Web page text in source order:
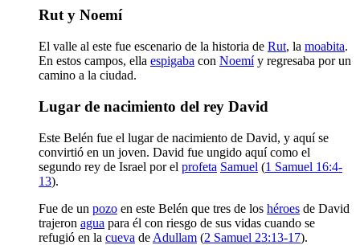
Rut y Noemí
El valle al este fue escenario de la historia de Rut, la moabita.
En estos campos, ella espigaba con Noemíy regresaba por un
camino a la ciudad.
Lugar de nacimiento del rey David
Este Belén fue el lugar de nacimiento de David, y aquí se
convirtió en un joven. David fue ungido aquí como el
segundo rey de Israel por el profeta Samuel (1 Samuel 16:4-
13).
Fue de un pozo en este Belén que tres de los héroes de David
trajeron agua para él con riesgo de sus vidas cuando se
refugió en la cueva de Adullam (2 Samuel 23:13-17).